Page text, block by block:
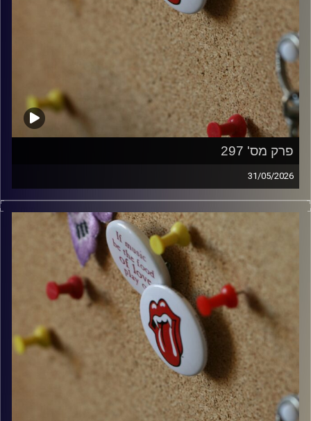
פרק מס' 297
31/05/2026
קלאסיקות רוק עם אורן הוף.
włodi